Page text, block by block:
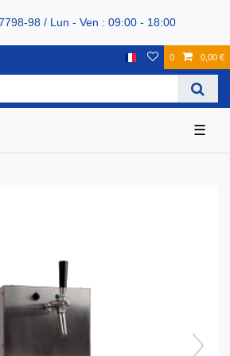
98 / Lun - Ven : 09:00 - 18:00
0 0,00 €
☰